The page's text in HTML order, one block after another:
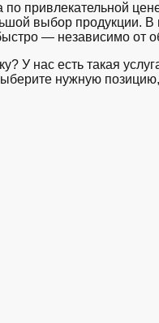
по привлекательной
выбор продукции.
— независимо от
У нас есть такая
нужную
iSpace в